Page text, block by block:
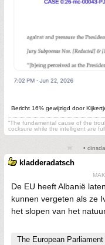
Bericht 16% gewijzigd door
“The fundamental cause of the
cocksure while the intelligent are
•
kladderadatsch
De EU heeft Albanië
kunnen vergeten als ze
het slopen van het
The European